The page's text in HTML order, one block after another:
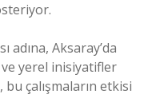
adına, Aksaray’da
yerel inisiyatifler
çalışmaların etkisi